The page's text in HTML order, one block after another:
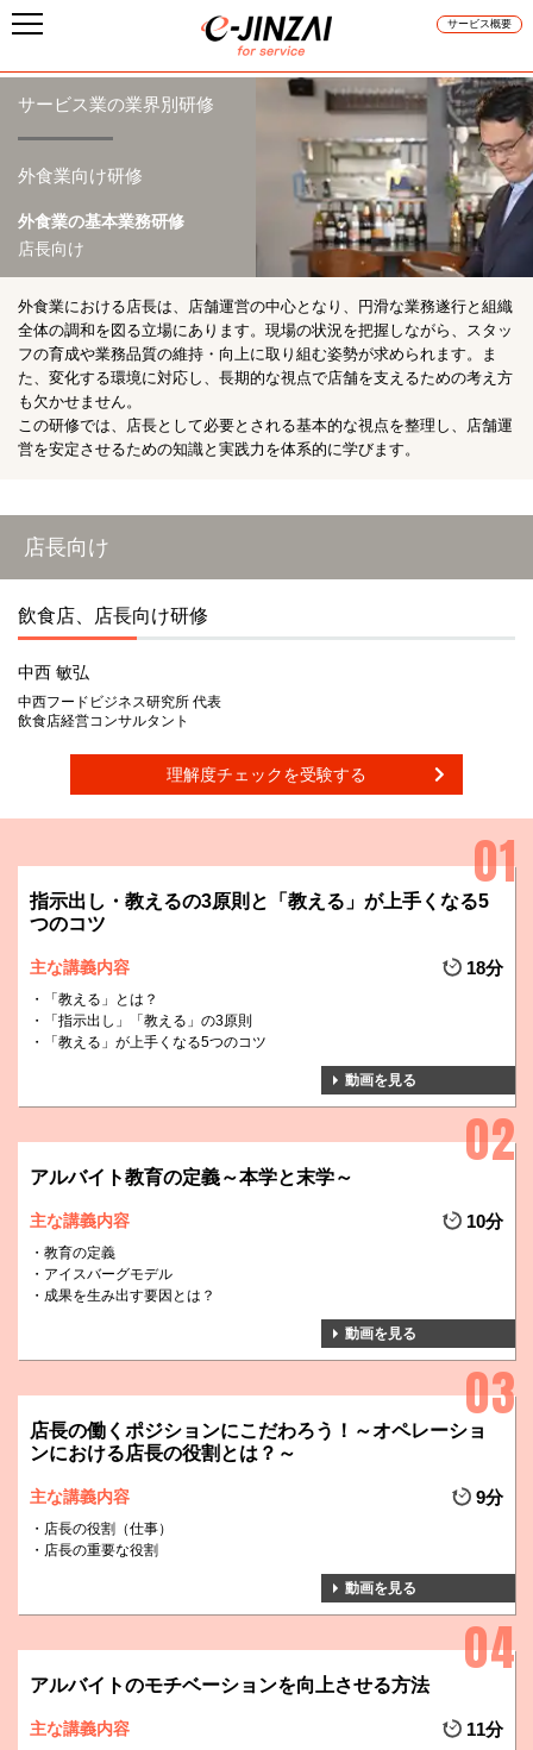
サービス概要
サービス業の業界別研修
外食業向け研修
外食業の基本業務研修
店長向け
外食業における店長は、店舗運営の中心となり、円滑な業務遂行と組織
全体の調和を図る立場にあります。現場の状況を把握しながら、スタッ
フの育成や業務品質の維持・向上に取り組む姿勢が求められます。ま
た、変化する環境に対応し、長期的な視点で店舗を支えるための考え方
も欠かせません。
この研修では、店長として必要とされる基本的な視点を整理し、店舗運
営を安定させるための知識と実践力を体系的に学びます。
店長向け
飲食店、店長向け研修
中西 敏弘
中西フードビジネス研究所 代表
飲食店経営コンサルタント
理解度チェックを受験する
指示出し・教えるの3原則と「教える」が上手くなる5
つのコツ
主な講義内容 18分
「教える」とは？
「指示出し」「教える」の3原則
「教える」が上手くなる5つのコツ
動画を見る
アルバイト教育の定義～本学と末学～
主な講義内容 10分
教育の定義
アイスバーグモデル
成果を生み出す要因とは？
動画を見る
店長の働くポジションにこだわろう！～オペレーショ
ンにおける店長の役割とは？～
主な講義内容 9分
店長の役割（仕事）
店長の重要な役割
動画を見る
アルバイトのモチベーションを向上させる方法
主な講義内容 11分